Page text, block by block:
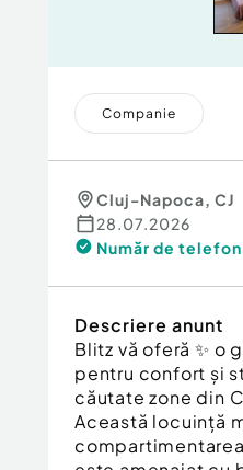
Companie
Cluj-Napoca, CJ
28.07.2026
Număr de telefon
Descriere anunt
Blitz vă oferă ✨ o
pentru confort și
căutate zone din
Această locuință